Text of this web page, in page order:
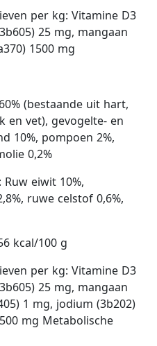
per kg: Vitamine D3
25 mg, mangaan
1500 mg
(bestaande uit hart,
en vet), gevogelte- en
10%, pompoen 2%,
0,2%
eiwit 10%,
ruwe celstof 0,6%,
kcal/100 g
per kg: Vitamine D3
25 mg, mangaan
1 mg, jodium (3b202)
mg Metabolische